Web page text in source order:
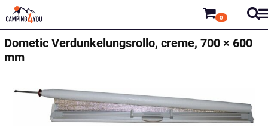
0
Dometic Verdunkelungsrollo, creme, 700 × 600
mm